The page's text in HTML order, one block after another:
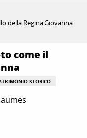
della Regina Giovanna
come il
STORICO